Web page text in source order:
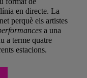
en directe. La
perquè els artistes
a una
a terme quatre
estacions.